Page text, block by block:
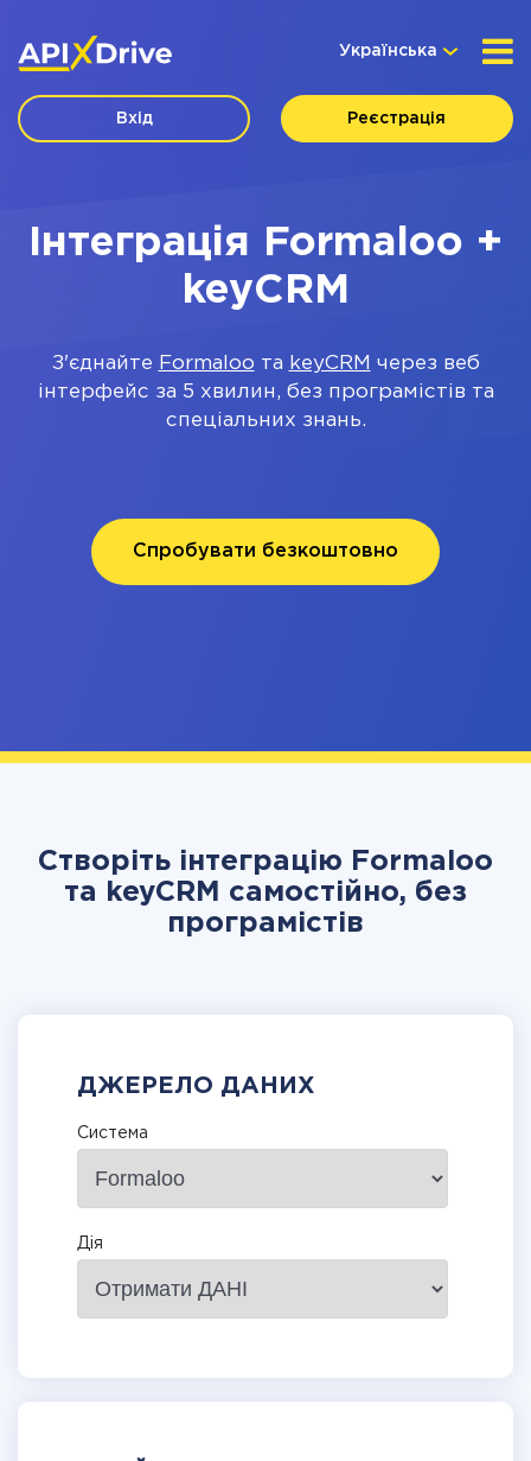
Українська
Вхід Реєстрація
Інтеграція Formaloo +
keyCRM
З'єднайте Formaloo та keyCRM через веб
інтерфейс за 5 хвилин, без програмістів та
спеціальних знань.
Спробувати безкоштовно
Створіть інтеграцію Formaloo
та keyCRM самостійно, без
програмістів
ДЖЕРЕЛО ДАНИХ
Система
Дія